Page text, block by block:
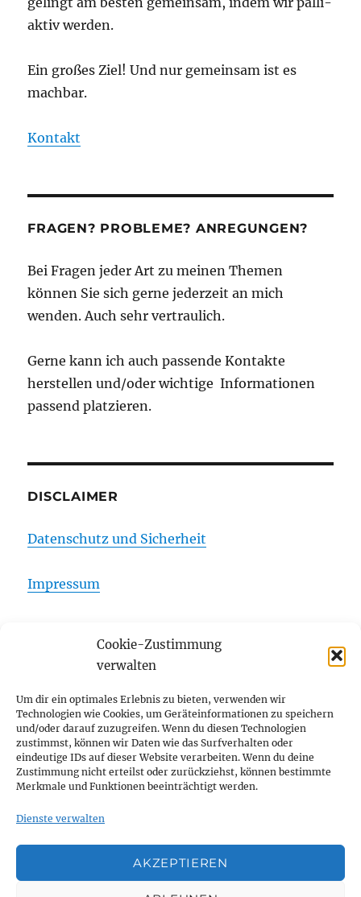
Cookie-Zustimmung
verwalten
Um dir ein optimales Erlebnis zu bieten, verwenden wir
Technologien wie Cookies, um Geräteinformationen zu speichern
und/oder darauf zuzugreifen. Wenn du diesen Technologien
zustimmst, können wir Daten wie das Surfverhalten oder
eindeutige IDs auf dieser Website verarbeiten. Wenn du deine
Zustimmung nicht erteilst oder zurückziehst, können bestimmte
Merkmale und Funktionen beeinträchtigt werden.
Dienste verwalten
AKZEPTIEREN
aktiv werden.
Ein großes Ziel! Und nur gemeinsam ist es
machbar.
Kontakt
FRAGEN? PROBLEME? ANREGUNGEN?
Bei Fragen jeder Art zu meinen Themen
können Sie sich gerne jederzeit an mich
wenden. Auch sehr vertraulich.
Gerne kann ich auch passende Kontakte
herstellen und/oder wichtige Informationen
passend platzieren.
DISCLAIMER
Datenschutz und Sicherheit
Impressum
Über mich
öffnen
Publikationen
Ehrungen und Auszeichnungen
Blog